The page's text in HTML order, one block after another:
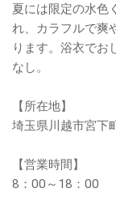
夏には限定の水
れ、カラフルで爽
ります。浴衣でお
なし。
【所在地】
埼玉県川越市宮下
【営業時間】
8：00～18：00